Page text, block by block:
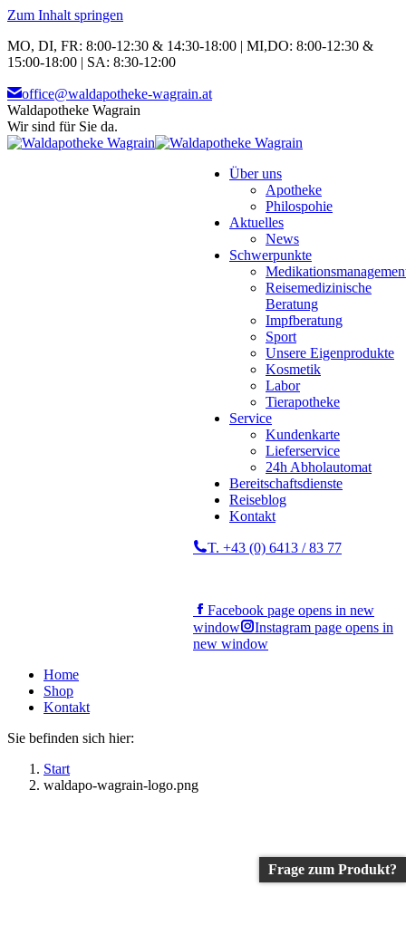
Zum Inhalt springen
MO, DI, FR: 8:00-12:30 & 14:30-18:00 | MI,DO: 8:00-12:30 &
15:00-18:00 | SA: 8:30-12:00
office@waldapotheke-wagrain.at
Waldapotheke Wagrain
Wir sind für Sie da.
Über uns
Apotheke
Philospohie
Aktuelles
News
Schwerpunkte
Reisemedizinische
Beratung
Impfberatung
Sport
Unsere Eigenprodukte
Kosmetik
Labor
Tierapotheke
Service
Kundenkarte
Lieferservice
24h Abholautomat
Bereitschaftsdienste
Reiseblog
Kontakt
T. +43 (0) 6413 / 83 77
Facebook page opens in new
window
Instagram page opens in
new window
Home
Shop
Kontakt
Sie befinden sich hier:
Start
waldapo-wagrain-logo.png
Frage zum Produkt?